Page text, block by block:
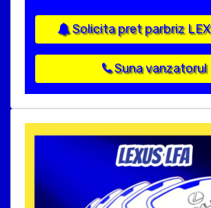
Solicita pret parbriz
Suna vanzatorul